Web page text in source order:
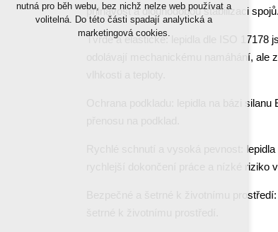
přilnavost a dlouhodobou stabilizaci spojů.
Tvrdé a elastické: lepidla dle ISO 17178
odolávají mechanickému namáhání,
Ochrana podkladu: lepidla na bázi
Rychlé schnutí a vysoká pevnost:
rychlejší dokončení práce a nízké riziko
Bezpečné a šetrné k životnímu
Přijmout všechny cookies
nutná pro běh webu, bez nichž nelze web používat a
volitelná. Do této části spadají analytická a
marketingová cookies.